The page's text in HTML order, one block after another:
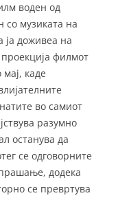
воден од
со музиката на
ја доживеа на
филмот
каде
во самиот
разумно
останува да
се одговорните
додека
се превртува